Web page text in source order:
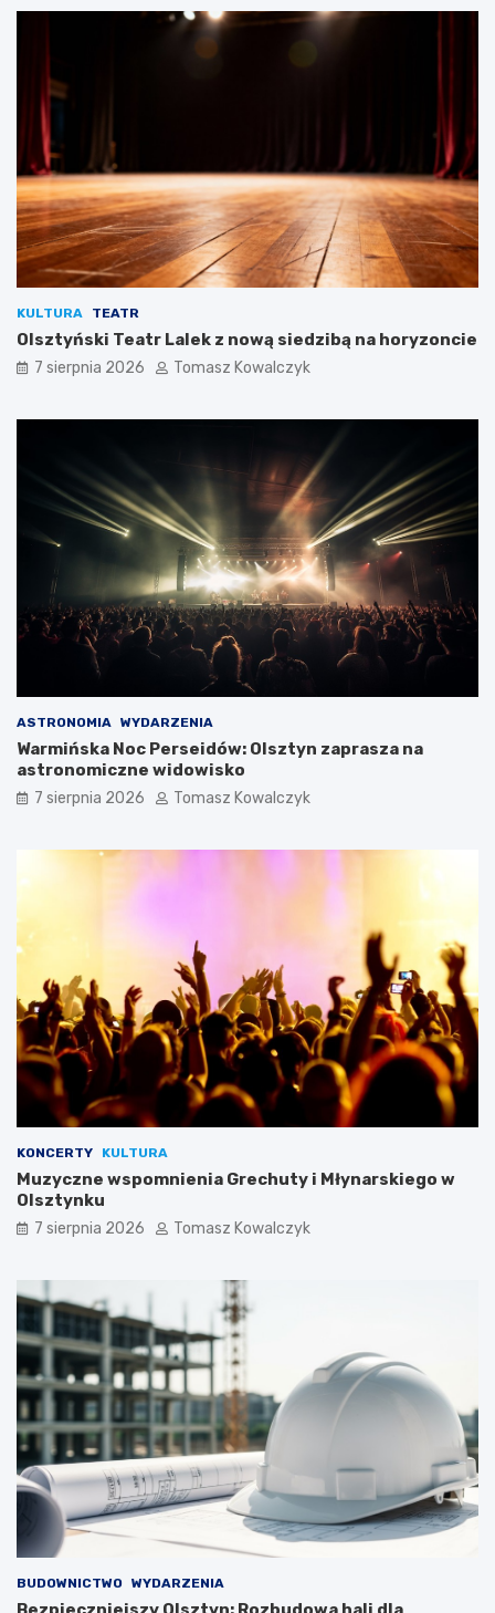
KULTURA TEATR
Olsztyński Teatr Lalek z nową siedzibą na horyzoncie
7 sierpnia 2026 Tomasz Kowalczyk
ASTRONOMIA WYDARZENIA
Warmińska Noc Perseidów: Olsztyn zaprasza na
astronomiczne widowisko
7 sierpnia 2026 Tomasz Kowalczyk
KONCERTY KULTURA
Muzyczne wspomnienia Grechuty i Młynarskiego w
Olsztynku
7 sierpnia 2026 Tomasz Kowalczyk
BUDOWNICTWO WYDARZENIA